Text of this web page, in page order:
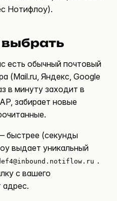
Нотифлоу).
есть обычный почтовый
(Mail.ru, Яндекс, Google
в минуту заходит в
забирает новые
быстрее (секунды
выдает уникальный
.
с вашего
адрес.